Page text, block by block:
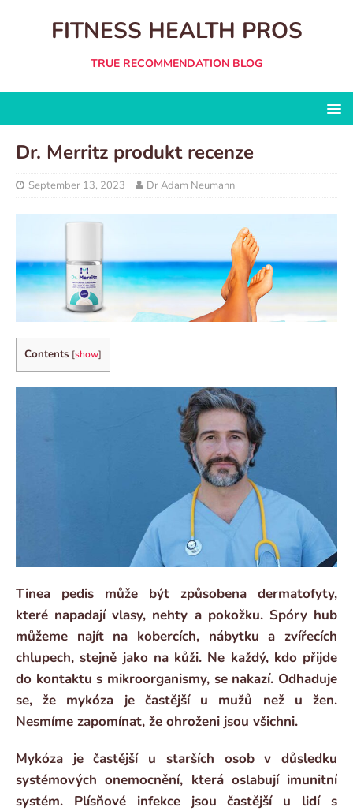
FITNESS HEALTH PROS
TRUE RECOMMENDATION BLOG
Dr. Merritz produkt recenze
September 13, 2023 Dr Adam Neumann
Contents [show]
Tinea pedis může být způsobena dermatofyty,
které napadají vlasy, nehty a pokožku. Spóry hub
můžeme najít na kobercích, nábytku a zvířecích
chlupech, stejně jako na kůži. Ne každý, kdo přijde
do kontaktu s mikroorganismy, se nakazí. Odhaduje
se, že mykóza je častější u mužů než u žen.
Nesmíme zapomínat, že ohroženi jsou všichni.
Mykóza je častější u starších osob v důsledku
systémových onemocnění, která oslabují imunitní
systém. Plísňové infekce jsou častější u lidí s